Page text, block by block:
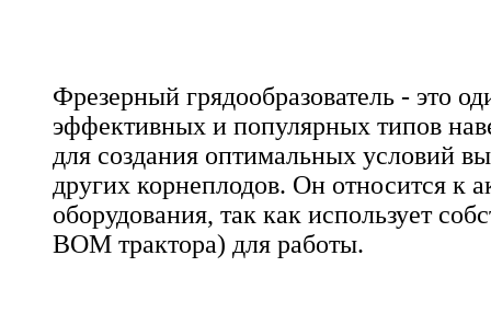
Фрезерный грядообразователь - это
эффективных и популярных типов
для создания оптимальных условий
других корнеплодов. Он относится к
оборудования, так как использует
ВОМ трактора) для работы.